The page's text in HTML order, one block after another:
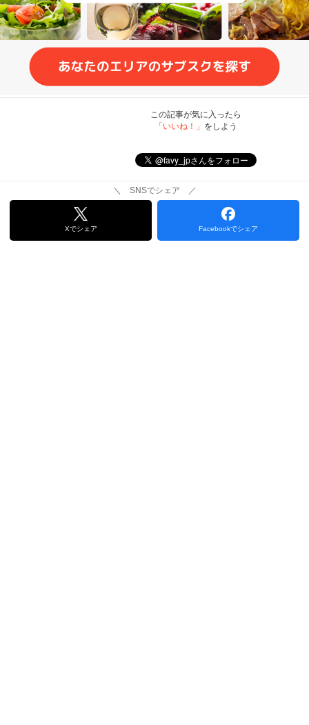
この記事が気に入ったら
「いいね！」 をしよう
＼ SNSでシェア ／
Xでシェア Facebookでシェア